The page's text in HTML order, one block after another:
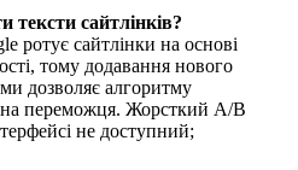
сайтлінків?
ротує сайтлінки на основі
тому додавання нового
дозволяє алгоритму
на переможця. Жорсткий A/B
не доступний;